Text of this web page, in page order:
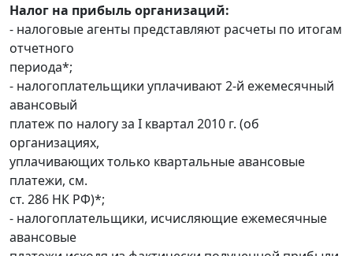
Налог на прибыль организаций:
- налоговые агенты представляют расчеты по итогам
отчетного
периода*;
- налогоплательщики уплачивают 2-й ежемесячный
авансовый
платеж по налогу за I квартал 2010 г. (об
организациях,
уплачивающих только квартальные авансовые
платежи, см.
ст. 286 НК РФ)*;
- налогоплательщики, исчисляющие ежемесячные
авансовые